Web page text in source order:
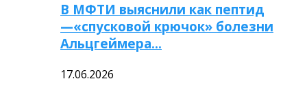
В МФТИ выяснили как пептид
—«спусковой крючок» болезни
Альцгеймера…
17.06.2026